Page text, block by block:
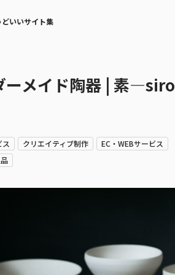
いいサイト集
ーメイド陶器 | 素—siro
クリエイティブ制作
EC・WEBサービス
品